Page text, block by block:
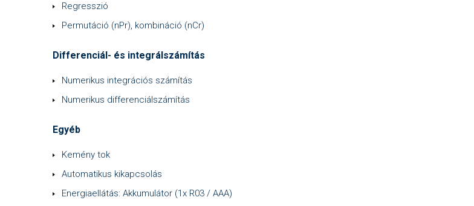
Regresszió
Permutáció (nPr), kombináció (nCr)
Differenciál- és integrálszámítás
Numerikus integrációs számítás
Numerikus differenciálszámítás
Egyéb
Kemény tok
Automatikus kikapcsolás
Energiaellátás: Akkumulátor (1x R03 / AAA)